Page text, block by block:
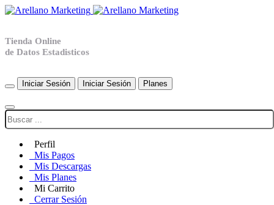
Tienda Online
de Datos Estadisticos
Iniciar Sesión Iniciar Sesión Planes
Perfil
Mis Pagos
Mis Descargas
Mis Planes
Mi Carrito
Cerrar Sesión